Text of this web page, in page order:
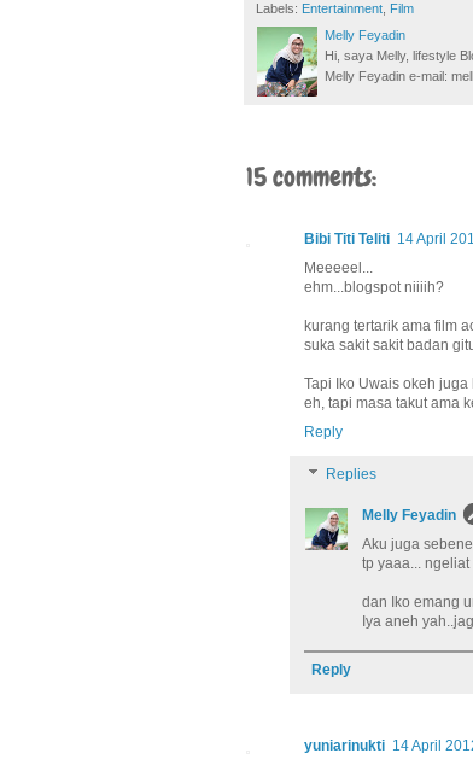
Labels: Entertainment Film
Melly Feyadin
Hi, saya Melly, lifestyle
Melly Feyadin e-mail:
15 comments:
Bibi Titi Teliti 14 April
Meeeeel...
ehm...blogspot niiiih?
kurang tertarik ama film
suka sakit sakit badan
Tapi Iko Uwais okeh juga
eh, tapi masa takut ama
Reply
Replies
Melly Feyadin
Aku juga
tp yaaa...
dan Iko emang
Iya aneh
Reply
yuniarinukti 14 April